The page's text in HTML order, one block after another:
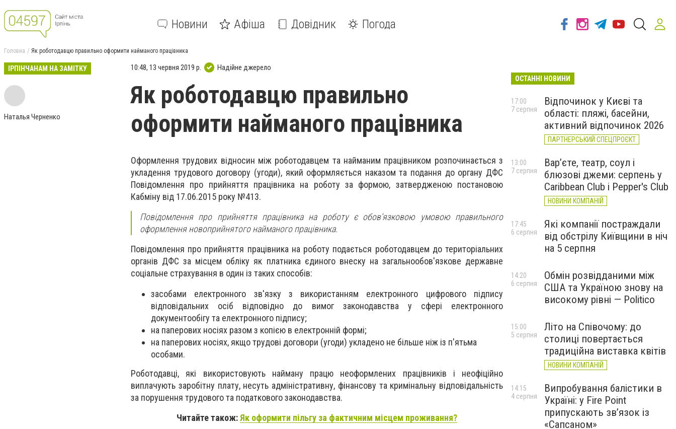
Новини Афіша Довідник Погода
Головна Як роботодавцю правильно оформити найманого працівника
ІРПІНЧАНАМ НА ЗАМІТКУ
Наталья Черненко
10:48, 13 червня 2019 р. Надійне джерело
Як роботодавцю правильно
оформити найманого працівника
Оформлення трудових відносин між роботодавцем та найманим працівником розпочинається з
укладення трудового договору (угоди), який оформляється наказом та подання до органу ДФС
Повідомлення про прийняття працівника на роботу за формою, затвердженою постановою
Кабміну від 17.06.2015 року №413.
Повідомлення про прийняття працівника на роботу є обов’язковою умовою правильного
оформлення новоприйнятого найманого працівника.
Повідомлення про прийняття працівника на роботу подається роботодавцем до територіальних
органів ДФС за місцем обліку як платника єдиного внеску на загальнообов'язкове державне
соціальне страхування в один із таких способів:
засобами електронного зв'язку з використанням електронного цифрового підпису
відповідальних осіб відповідно до вимог законодавства у сфері електронного
документообігу та електронного підпису;
на паперових носіях разом з копією в електронній формі;
на паперових носіях, якщо трудові договори (угоди) укладено не більше ніж із п'ятьма
особами.
Роботодавці, які використовують найману працю неоформлених працівників і неофіційно
виплачують заробітну плату, несуть адміністративну, фінансову та кримінальну відповідальність
за порушення трудового та податкового законодавства.
Читайте також:Як оформити пільгу за фактичним місцем проживання?
ОСТАННІ НОВИНИ
Відпочинок у Києві та
області: пляжі, басейни,
активний відпочинок 2026
ПАРТНЕРСЬКИЙ СПЕЦПРОЄКТ
17:00
7 серпня
Вар’єте, театр, соул і
блюзові джеми: серпень у
Caribbean Club і Pepper's Club
НОВИНИ КОМПАНІЙ
13:00
7 серпня
Які компанії постраждали
від обстрілу Київщини в ніч
на 5 серпня
17:45
6 серпня
Обмін розвідданими між
США та Україною знову на
високому рівні — Politico
14:20
6 серпня
Літо на Співочому: до
столиці повертається
традиційна виставка квітів
НОВИНИ КОМПАНІЙ
15:00
5 серпня
Випробування балістики в
Україні: у Fire Point
припускають зв’язок із
«Сапсаном»
14:15
4 серпня